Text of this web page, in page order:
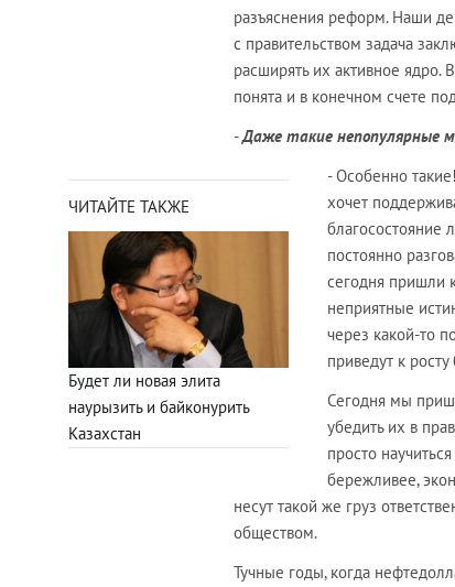
разъяснения реформ. Наши
с правительством задача
расширять их активное
понята и в конечном счете
-Даже такие непопулярные
ЧИТАЙТЕ ТАКЖЕ
Будет ли новая элита
наурызить и байконурить
Казахстан
- Особенно
хочет
благосостояние
постоянно
сегодня пришли
неприятные
через какой-то
приведут к
Сегодня мы
убедить их в
просто
бережливее,
несут такой же груз
обществом.
Тучные годы, когда